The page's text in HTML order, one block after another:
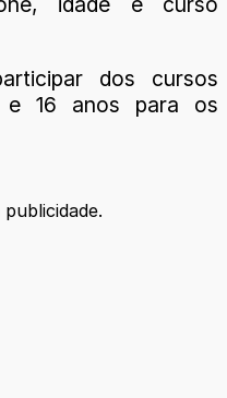
dos cursos
16 anos para os